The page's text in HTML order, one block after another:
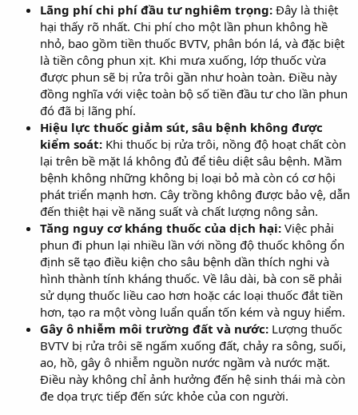
Lãng phí chi phí đầu tư nghiêm trọng: Đây là thiệt
hại thấy rõ nhất. Chi phí cho một lần phun không hề
nhỏ, bao gồm tiền thuốc BVTV, phân bón lá, và đặc biệt
là tiền công phun xịt. Khi mưa xuống, lớp thuốc vừa
được phun sẽ bị rửa trôi gần như hoàn toàn. Điều này
đồng nghĩa với việc toàn bộ số tiền đầu tư cho lần phun
đó đã bị lãng phí.
Hiệu lực thuốc giảm sút, sâu bệnh không được
kiểm soát: Khi thuốc bị rửa trôi, nồng độ hoạt chất còn
lại trên bề mặt lá không đủ để tiêu diệt sâu bệnh. Mầm
bệnh không những không bị loại bỏ mà còn có cơ hội
phát triển mạnh hơn. Cây trồng không được bảo vệ, dẫn
đến thiệt hại về năng suất và chất lượng nông sản.
Tăng nguy cơ kháng thuốc của dịch hại: Việc phải
phun đi phun lại nhiều lần với nồng độ thuốc không ổn
định sẽ tạo điều kiện cho sâu bệnh dần thích nghi và
hình thành tính kháng thuốc. Về lâu dài, bà con sẽ phải
sử dụng thuốc liều cao hơn hoặc các loại thuốc đắt tiền
hơn, tạo ra một vòng luẩn quẩn tốn kém và nguy hiểm.
Gây ô nhiễm môi trường đất và nước: Lượng thuốc
BVTV bị rửa trôi sẽ ngấm xuống đất, chảy ra sông, suối,
ao, hồ, gây ô nhiễm nguồn nước ngầm và nước mặt.
Điều này không chỉ ảnh hưởng đến hệ sinh thái mà còn
đe dọa trực tiếp đến sức khỏe của con người.